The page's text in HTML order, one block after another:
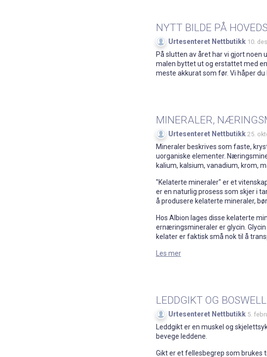
NYTT BILDE PÅ
Urtesenteret Nettbutikk 10.
På slutten av året har vi gjort noen
malen byttet ut og erstattet med
meste akkurat som før. Vi håper du
MINERALER,
Urtesenteret Nettbutikk 25.
Mineraler beskrives som faste,
uorganiske elementer.
kalium, kalsium, vanadium, krom,
"Kelaterte mineraler" er et
er en naturlig prosess som skjer i
å produsere kelaterte mineraler,
Hos Albion lages disse kelaterte
ernæringsmineraler er glycin.
kelater er faktisk små nok til å
Les mer
LEDDGIKT OG
Urtesenteret Nettbutikk 5.
Leddgikt er en muskel og
bevege leddene.
Gikt er et fellesbegrep som brukes